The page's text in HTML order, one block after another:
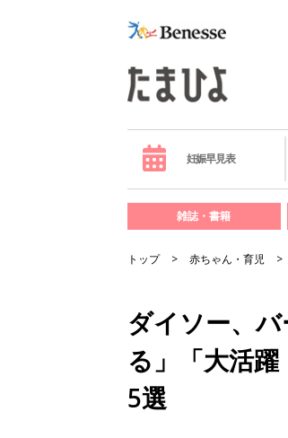
妊娠早見表
雑誌・書籍
トップ 赤ちゃん・育児
ダイソー、
る」「大活
5選